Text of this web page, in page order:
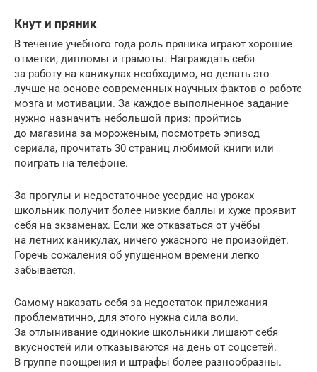
Кнут и пряник
В течение учебного года роль пряника играют хорошие
отметки, дипломы и грамоты. Награждать себя
за работу на каникулах необходимо, но делать это
лучше на основе современных научных фактов о работе
мозга и мотивации. За каждое выполненное задание
нужно назначить небольшой приз: пройтись
до магазина за мороженым, посмотреть эпизод
сериала, прочитать 30 страниц любимой книги или
поиграть на телефоне.
За прогулы и недостаточное усердие на уроках
школьник получит более низкие баллы и хуже проявит
себя на экзаменах. Если же отказаться от учёбы
на летних каникулах, ничего ужасного не произойдёт.
Горечь сожаления об упущенном времени легко
забывается.
Самому наказать себя за недостаток прилежания
проблематично, для этого нужна сила воли.
За отлынивание одинокие школьники лишают себя
вкусностей или отказываются на день от соцсетей.
В группе поощрения и штрафы более разнообразны.